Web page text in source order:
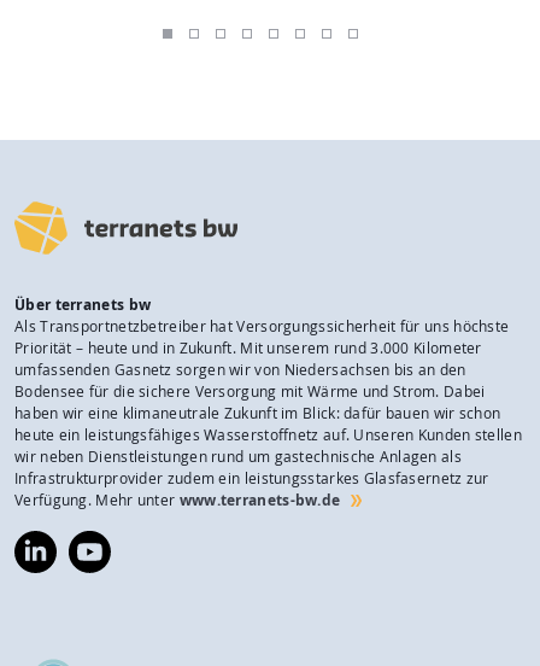
Über terranets bw
Als Transportnetzbetreiber hat Versorgungssicherheit für uns höchste
Priorität – heute und in Zukunft. Mit unserem rund 3.000 Kilometer
umfassenden Gasnetz sorgen wir von Niedersachsen bis an den
Bodensee für die sichere Versorgung mit Wärme und Strom. Dabei
haben wir eine klimaneutrale Zukunft im Blick: dafür bauen wir schon
heute ein leistungsfähiges Wasserstoffnetz auf. Unseren Kunden stellen
wir neben Dienstleistungen rund um gastechnische Anlagen als
Infrastrukturprovider zudem ein leistungsstarkes Glasfasernetz zur
Verfügung. Mehr unter www.terranets-bw.de
https://www.linkedin.com/company/terranets-
bw-
https://www.youtube.com/@terranetsbw